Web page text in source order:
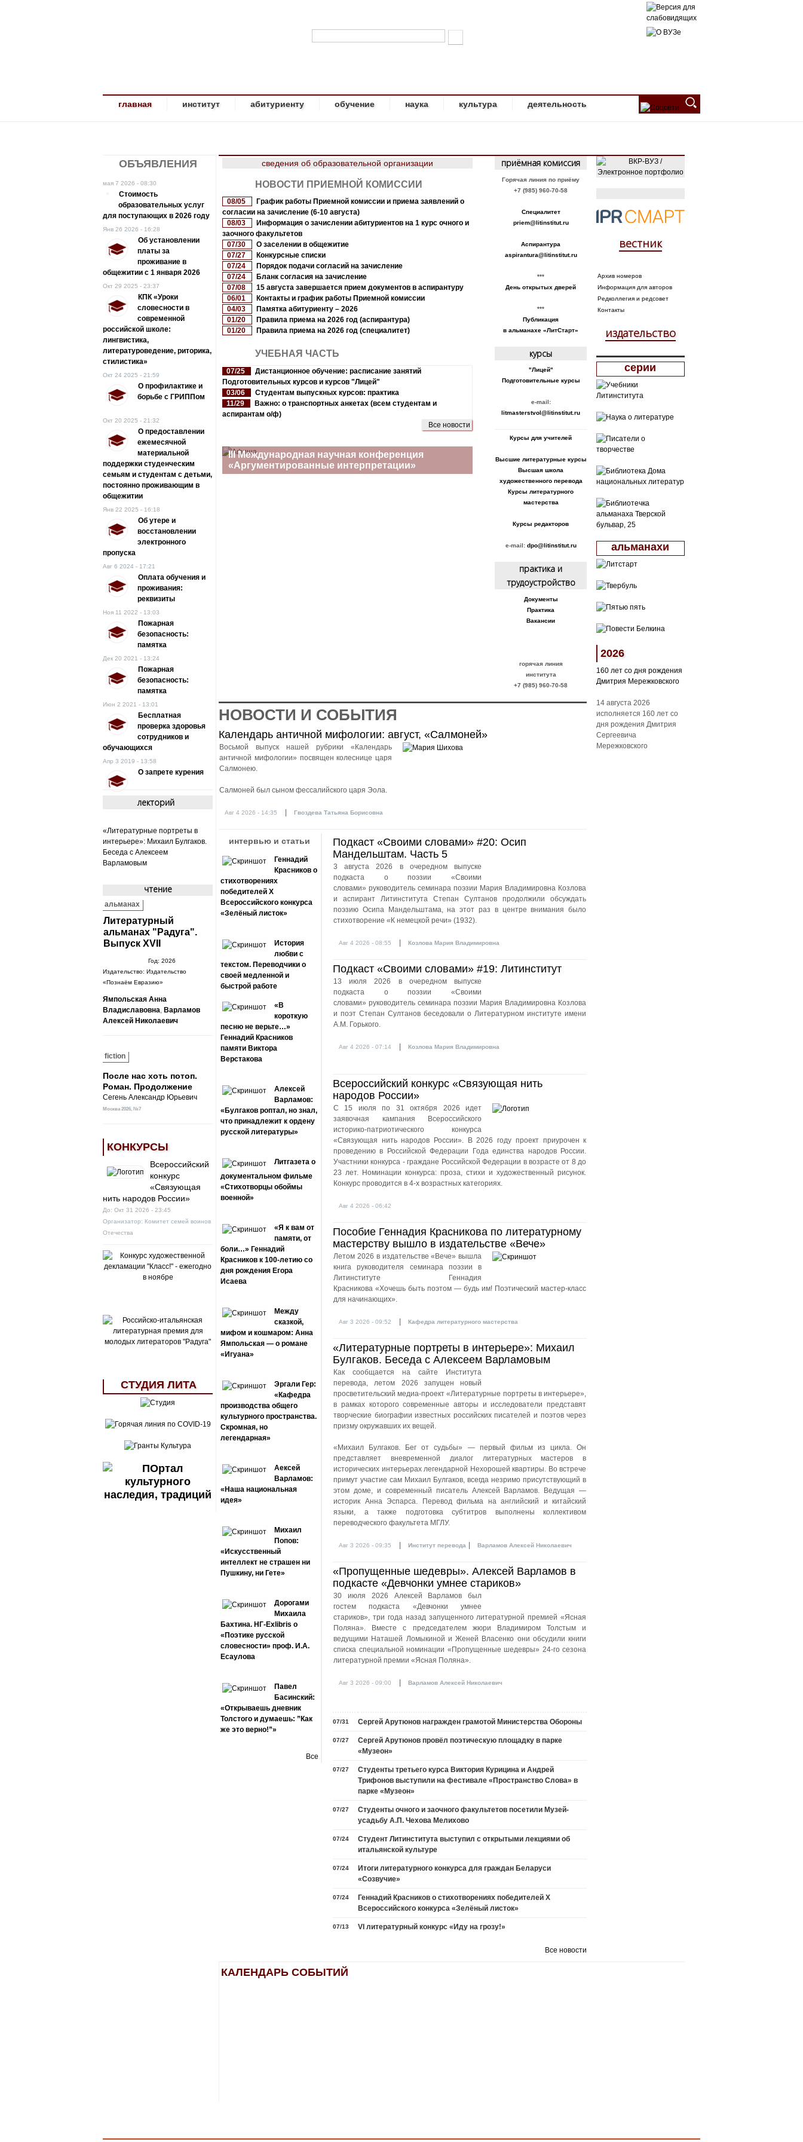
главная институт абитуриенту обучение наука культура деятельность
ОБЪЯВЛЕНИЯ
мая 7 2026 - 08:30
Стоимость
образовательных услуг
для поступающих в 2026 году
Янв 26 2026 - 16:28
Об установлении
платы за
проживание в
общежитии с 1 января 2026
Окт 29 2025 - 23:37
КПК «Уроки
словесности в
современной
российской школе:
лингвистика,
литературоведение, риторика,
стилистика»
Окт 24 2025 - 21:59
О профилактике и
борьбе с ГРИППом
Окт 20 2025 - 21:32
О предоставлении
ежемесячной
материальной
поддержки студенческим
семьям и студентам с детьми,
постоянно проживающим в
общежитии
Янв 22 2025 - 16:18
Об утере и
восстановлении
электронного
пропуска
Авг 6 2024 - 17:21
Оплата обучения и
проживания:
реквизиты
Ноя 11 2022 - 13:03
Пожарная
безопасность:
памятка
Дек 20 2021 - 13:24
Пожарная
безопасность:
памятка
Июн 2 2021 - 13:01
Бесплатная
проверка здоровья
сотрудников и
обучающихся
Апр 3 2019 - 13:58
О запрете курения
лекторий
«Литературные портреты в
интерьере»: Михаил Булгаков.
Беседа с Алексеем
Варламовым
чтение
альманах
Литературный
альманах "Радуга".
Выпуск XVII
Год: 2026
Издательство: Издательство
«Познаём Евразию»
Ямпольская Анна
Владиславовна, Варламов
Алексей Николаевич
fiction
После нас хоть потоп.
Роман. Продолжение
Сегень Александр Юрьевич
Москва 2026, №7
КОНКУРСЫ
Всероссийский
конкурс
«Связующая
нить народов России»
До: Окт 31 2026 - 23:45
Организатор: Комитет семей воинов
Отечества
СТУДИЯ ЛИТА
сведения об образовательной организации
НОВОСТИ ПРИЕМНОЙ КОМИССИИ
08/05
График работы Приемной комиссии и приема заявлений о
согласии на зачисление (6-10 августа)
08/03
Информация о зачислении абитуриентов на 1 курс очного и
заочного факультетов
07/30
О заселении в общежитие
07/27
Конкурсные списки
07/24
Порядок подачи согласий на зачисление
07/24
Бланк согласия на зачисление
07/08
15 августа завершается прием документов в аспирантуру
06/01
Контакты и график работы Приемной комиссии
04/03
Памятка абитуриенту – 2026
01/20
Правила приема на 2026 год (аспирантура)
01/20
Правила приема на 2026 год (специалитет)
УЧЕБНАЯ ЧАСТЬ
07/25
Дистанционное обучение: расписание занятий
Подготовительных курсов и курсов "Лицей"
03/06
Студентам выпускных курсов: практика
11/29
Важно: о транспортных анкетах (всем студентам и
аспирантам о/ф)
Все новости
III Международная научная конференция
«Аргументированные интерпретации»
приёмная комиссия
Горячая линия по приёму
+7 (985) 960-70-58
Специалитет
priem@litinstitut.ru
Аспирантура
aspirantura@litinstitut.ru
***
День открытых дверей
***
Публикация
в альманахе «ЛитСтарт»
курсы
"Лицей"
Подготовительные курсы
e-mail:
litmasterstvol@litinstitut.ru
Курсы для учителей
Высшие литературные курсы
Высшая школа
художественного перевода
Курсы литературного
мастерства
Курсы редакторов
e-mail: dpo@litinstitut.ru
практика и
трудоустройство
Документы
Практика
Вакансии
горячая линия
института
+7 (985) 960-70-58
НОВОСТИ И СОБЫТИЯ
Календарь античной мифологии: август, «Салмоней»
Восьмой выпуск нашей рубрики «Календарь
античной мифологии» посвящен колеснице царя
Салмонею.
Салмоней был сыном фессалийского царя Эола.
Авг 4 2026 - 14:35 Гвоздева Татьяна Борисовна
интервью и статьи
Геннадий
Красников о
стихотворениях
победителей X
Всероссийского конкурса
«Зелёный листок»
История
любви с
текстом. Переводчики о
своей медленной и
быстрой работе
«В
короткую
песню не верьте…»
Геннадий Красников
памяти Виктора
Верстакова
Алексей
Варламов:
«Булгаков роптал, но знал,
что принадлежит к ордену
русской литературы»
Литгазета о
документальном фильме
«Стихотворцы обоймы
военной»
«Я к вам от
памяти, от
боли…» Геннадий
Красников к 100-летию со
дня рождения Егора
Исаева
Между
сказкой,
мифом и кошмаром: Анна
Ямпольская — о романе
«Игуана»
Эргали Гер:
«Кафедра
производства общего
культурного пространства.
Скромная, но
легендарная»
Аексей
Варламов:
«Наша национальная
идея»
Михаил
Попов:
«Искусственный
интеллект не страшен ни
Пушкину, ни Гете»
Дорогами
Михаила
Бахтина. НГ-Exlibris о
«Поэтике русской
словесности» проф. И.А.
Есаулова
Павел
Басинский:
«Открываешь дневник
Толстого и думаешь: ”Как
же это верно!”»
Все
Подкаст «Своими словами» #20: Осип
Мандельштам. Часть 5
3 августа 2026 в очередном выпуске
подкаста о поэзии «Своими
словами» руководитель семинара поэзии Мария Владимировна Козлова
и аспирант Литинститута Степан Султанов продолжили обсуждать
поэзию Осипа Мандельштама, на этот раз в центре внимания было
стихотворение «К немецкой речи» (1932).
Авг 4 2026 - 08:55 Козлова Мария Владимировна
Подкаст «Своими словами» #19: Литинститут
13 июля 2026 в очередном выпуске
подкаста о поэзии «Своими
словами» руководитель семинара поэзии Мария Владимировна Козлова
и поэт Степан Султанов беседовали о Литературном институте имени
А.М. Горького.
Авг 4 2026 - 07:14 Козлова Мария Владимировна
Всероссийский конкурс «Связующая нить
народов России»
С 15 июля по 31 октября 2026 идет
заявочная кампания Всероссийского
историко-патриотического конкурса
«Связующая нить народов России». В 2026 году проект приурочен к
проведению в Российской Федерации Года единства народов России.
Участники конкурса - граждане Российской Федерации в возрасте от 8 до
23 лет. Номинации конкурса: проза, стихи и художественный рисунок.
Конкурс проводится в 4-х возрастных категориях.
Авг 4 2026 - 06:42
Пособие Геннадия Красникова по литературному
мастерству вышло в издательстве «Вече»
Летом 2026 в издательстве «Вече» вышла
книга руководителя семинара поэзии в
Литинституте Геннадия
Красникова «Хочешь быть поэтом — будь им! Поэтический мастер-класс
для начинающих».
Авг 3 2026 - 09:52 Кафедра литературного мастерства
«Литературные портреты в интерьере»: Михаил
Булгаков. Беседа с Алексеем Варламовым
Как сообщается на сайте Института
перевода, летом 2026 запущен новый
просветительский медиа-проект «Литературные портреты в интерьере»,
в рамках которого современные авторы и исследователи представят
творческие биографии известных российских писателей и поэтов через
призму окружавших их вещей.
«Михаил Булгаков. Бег от судьбы» — первый фильм из цикла. Он
представляет вневременной диалог литературных мастеров в
исторических интерьерах легендарной Нехорошей квартиры. Во встрече
примут участие сам Михаил Булгаков, всегда незримо присутствующий в
этом доме, и современный писатель Алексей Варламов. Ведущая —
историк Анна Эспарса. Перевод фильма на английский и китайский
языки, а также подготовка субтитров выполнены коллективом
переводческого факультета МГЛУ.
Авг 3 2026 - 09:35 Институт перевода Варламов Алексей Николаевич
«Пропущенные шедевры». Алексей Варламов в
подкасте «Девчонки умнее стариков»
30 июля 2026 Алексей Варламов был
гостем подкаста «Девчонки умнее
стариков», три года назад запущенного литературной премией «Ясная
Поляна». Вместе с председателем жюри Владимиром Толстым и
ведущими Наташей Ломыкиной и Женей Власенко они обсудили книги
списка специальной номинации «Пропущенные шедевры» 24-го сезона
литературной премии «Ясная Поляна».
Авг 3 2026 - 09:00 Варламов Алексей Николаевич
07/31 Сергей Арутюнов награжден грамотой Министерства Обороны
07/27
Сергей Арутюнов провёл поэтическую площадку в парке
«Музеон»
07/27
Студенты третьего курса Виктория Курицина и Андрей
Трифонов выступили на фестивале «Пространство Слова» в
парке «Музеон»
07/27
Студенты очного и заочного факультетов посетили Музей-
усадьбу А.П. Чехова Мелихово
07/24
Студент Литинститута выступил с открытыми лекциями об
итальянской культуре
07/24
Итоги литературного конкурса для граждан Беларуси
«Созвучие»
07/24
Геннадий Красников о стихотворениях победителей X
Всероссийского конкурса «Зелёный листок»
07/13 VI литературный конкурс «Иду на грозу!»
Все новости
вестник
Архив номеров
Информация для авторов
Редколлегия и редсовет
Контакты
издательство
серии
альманахи
2026
160 лет со дня рождения
Дмитрия Мережковского
14 августа 2026
исполняется 160 лет со
дня рождения Дмитрия
Сергеевича
Мережковского
КАЛЕНДАРЬ СОБЫТИЙ